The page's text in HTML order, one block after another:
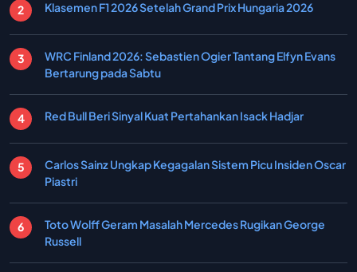
Klasemen F1 2026 Setelah Grand Prix Hungaria 2026
WRC Finland 2026: Sebastien Ogier Tantang Elfyn Evans
Bertarung pada Sabtu
Red Bull Beri Sinyal Kuat Pertahankan Isack Hadjar
Carlos Sainz Ungkap Kegagalan Sistem Picu Insiden Oscar
Piastri
Toto Wolff Geram Masalah Mercedes Rugikan George
Russell